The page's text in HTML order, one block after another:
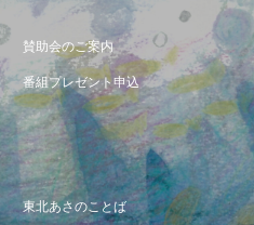
賛助会のご案内
番組プレゼント申込
東北あさのことば